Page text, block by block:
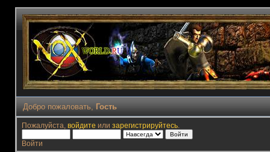
Добро пожаловать, Гость
Пожалуйста, войдите или зарегистрируйтесь.
Войти